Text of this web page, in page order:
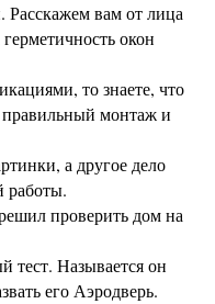
Расскажем вам от лица
окон
то знаете, что
монтаж и
а другое дело
работы.
проверить дом на
тест. Называется он
его Аэродверь.